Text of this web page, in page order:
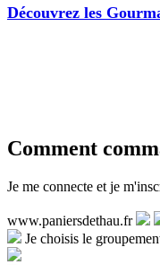
Découvrez les
Comment
Je me connecte et je
www.paniersdethau.fr
Je choisis le